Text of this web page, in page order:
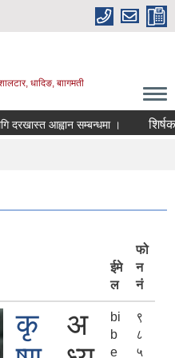
धादिङ, बाागमती
आह्वान सम्बन्धमा । शिर्षक:
ईमे
ल
फो
न
नं
कृ
अ
bi
b
e
९
८
५